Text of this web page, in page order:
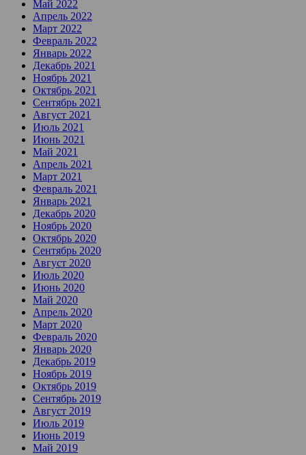
Май 2022
Апрель 2022
Март 2022
Февраль 2022
Январь 2022
Декабрь 2021
Ноябрь 2021
Октябрь 2021
Сентябрь 2021
Август 2021
Июль 2021
Июнь 2021
Май 2021
Апрель 2021
Март 2021
Февраль 2021
Январь 2021
Декабрь 2020
Ноябрь 2020
Октябрь 2020
Сентябрь 2020
Август 2020
Июль 2020
Июнь 2020
Май 2020
Апрель 2020
Март 2020
Февраль 2020
Январь 2020
Декабрь 2019
Ноябрь 2019
Октябрь 2019
Сентябрь 2019
Август 2019
Июль 2019
Июнь 2019
Май 2019